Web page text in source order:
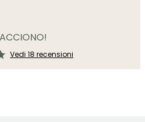
Vedi 18 recensioni